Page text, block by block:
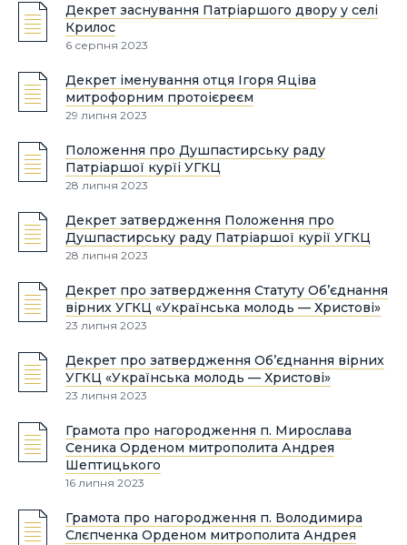
Декрет заснування Патріаршого двору у селі
Крилос
6 серпня 2023
Декрет іменування отця Ігоря Яціва
митрофорним протоієреєм
29 липня 2023
Положення про Душпастирську раду
Патріаршої курїі УГКЦ
28 липня 2023
Декрет затвердження Положення про
Душпастирську раду Патріаршої курії УГКЦ
28 липня 2023
Декрет про затвердження Статуту Об’єднання
вірних УГКЦ «Українська молодь — Христові»
23 липня 2023
Декрет про затвердження Об’єднання вірних
УГКЦ «Українська молодь — Христові»
23 липня 2023
Грамота про нагородження п. Мирослава
Сеника Орденом митрополита Андрея
Шептицького
16 липня 2023
Грамота про нагородження п. Володимира
Слєпченка Орденом митрополита Андрея